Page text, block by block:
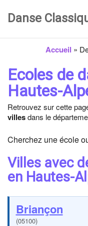
Danse
Accueil »
Ecoles de
Hautes-
Retrouvez sur cette
villesdans le
Cherchez une école
Villes avec
en Hautes-
Briançon
(05100)